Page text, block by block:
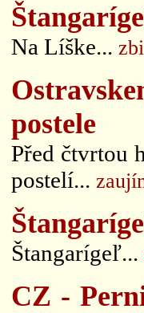
Na Líške...
postele
Před čtvrtou
postelí...
Štangarígeľ...
CZ -